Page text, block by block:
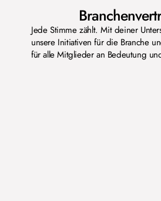
Jede Stimme zählt. Mit deiner
unsere Initiativen für die Branche
für alle Mitglieder an Bedeutung